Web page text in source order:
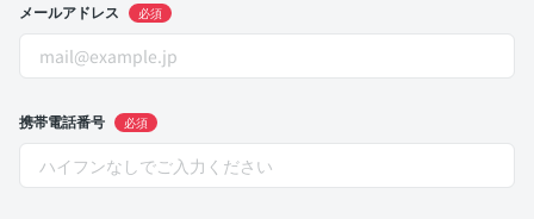
メールアドレス 必須
携帯電話番号 必須